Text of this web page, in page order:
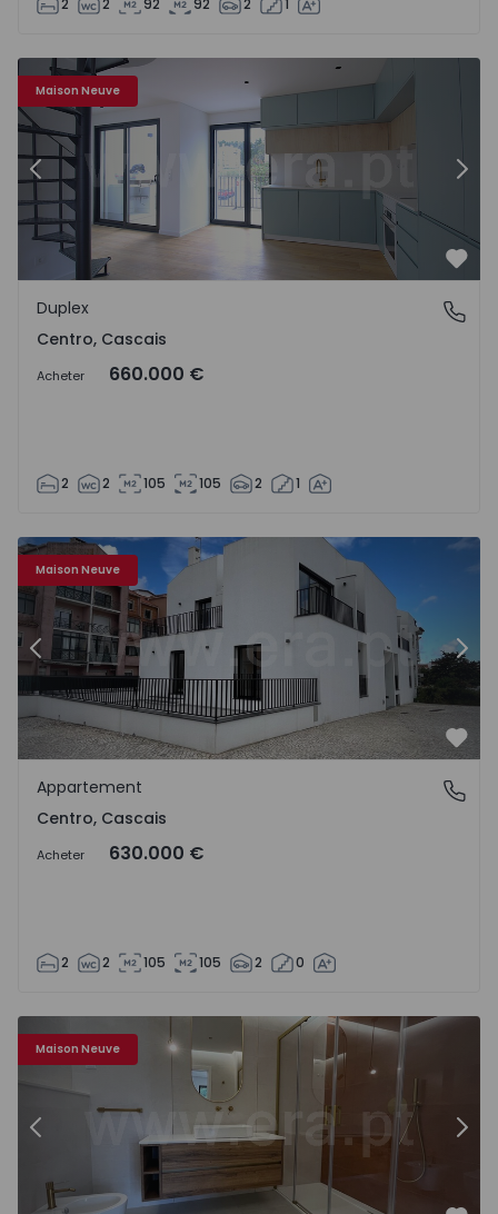
2 2 92 92 2 1
Maison Neuve
Appartement T2 Cascais, Centro - 1529462 - 3
Précédent
Centro, Cascais
Duplex
Centro, Cascais
Acheter 660.000 €
2 2 105 105 2 1
Maison Neuve
Appartement T2 Cascais, Centro - 1529460 - 26
Précédent
Centro, Cascais
Appartement
Centro, Cascais
Acheter 630.000 €
2 2 105 105 2 0
Maison Neuve
Appartement T2 Cascais, Centro - 1529461 - 17
Précédent